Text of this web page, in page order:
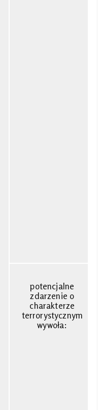
potencjalne
zdarzenie o
charakterze
terrorystycznym
wywoła: